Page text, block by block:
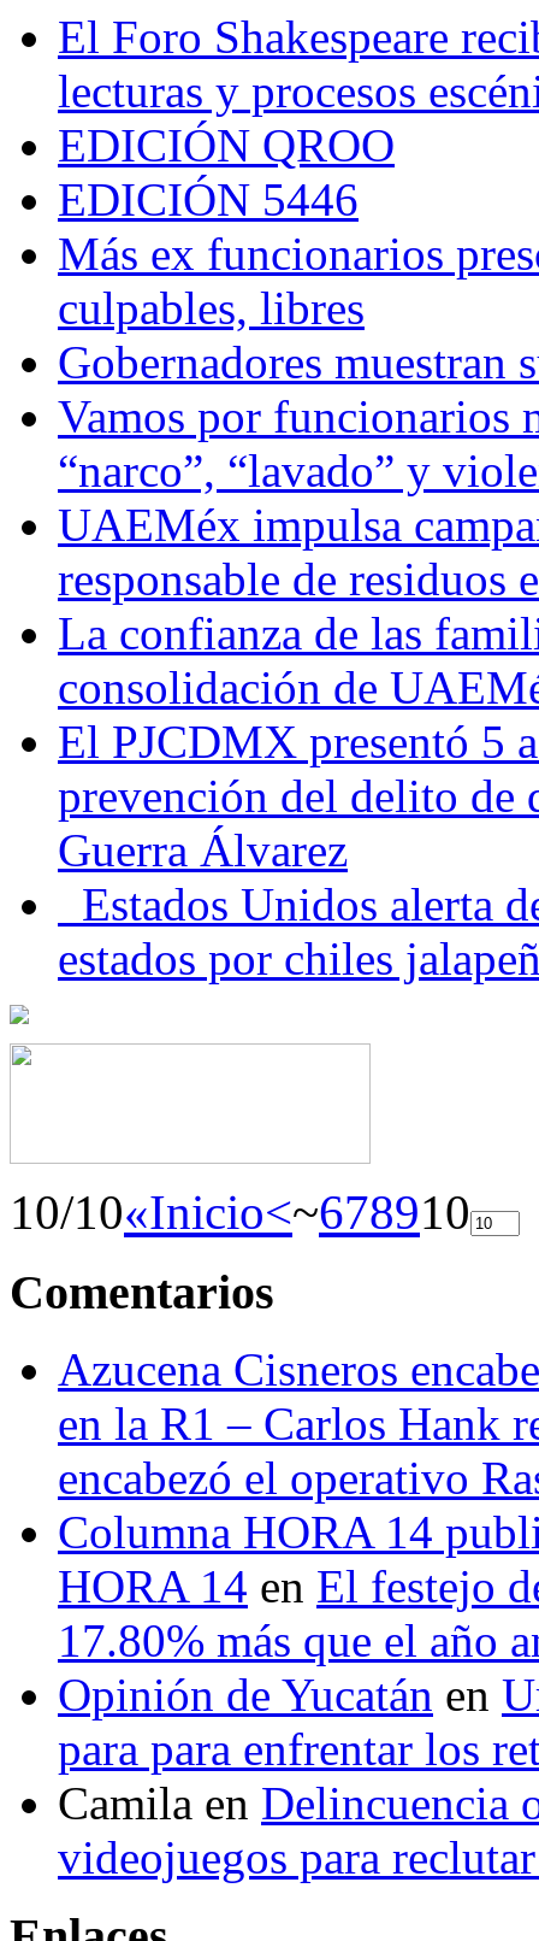
El Foro Shakespeare
lecturas y procesos
EDICIÓN QROO
EDICIÓN 5446
Más ex funcionarios
culpables, libres
Gobernadores muestran
Vamos por funcionarios
“narco”, “lavado” y
UAEMéx impulsa
responsable de residuos
La confianza de las
consolidación de
El PJCDMX presentó 5
prevención del delito de
Guerra Álvarez
Estados Unidos alerta
estados por chiles
10/10«Inicio<~678910
Comentarios
Azucena Cisneros
en la R1 – Carlos Hank
encabezó el operativo
Columna HORA 14
HORA 14 en El festejo
17.80% más que el año
Opinión de Yucatán en
para para enfrentar los
Camila en Delincuencia
videojuegos para